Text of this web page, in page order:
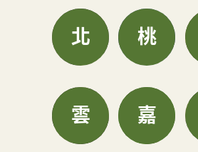
北 桃
雲 嘉